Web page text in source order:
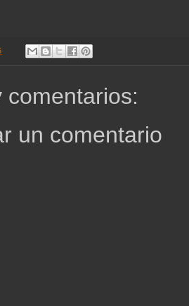
comentarios:
un comentario